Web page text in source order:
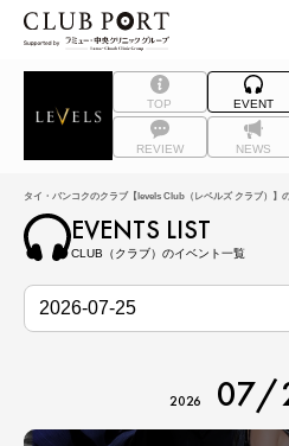
TOP EVENT
REVIEW NEWS
タイ・バンコクのクラブ【levels Club（レベルズ クラブ）】
EVENTS LIST
CLUB（クラブ）のイベント一覧
2026 07/